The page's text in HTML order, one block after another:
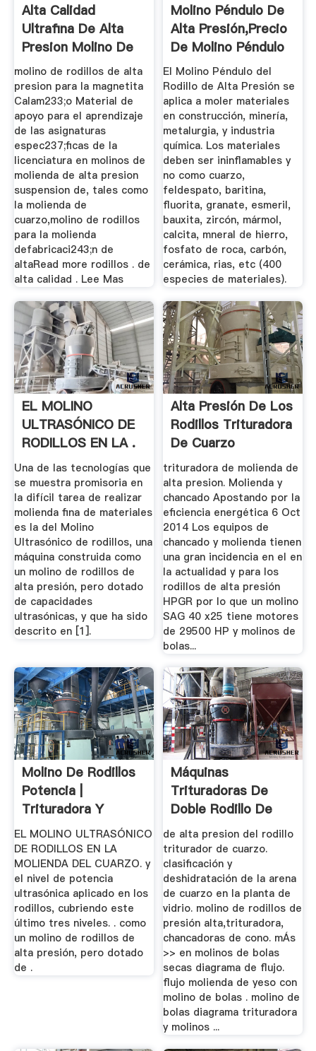
Alta Calidad
Ultrafina De Alta
Presion Molino De
...
molino de rodillos de alta
presion para la magnetita
Calam233;o Material de
apoyo para el aprendizaje
de las asignaturas
espec237;ficas de la
licenciatura en molinos de
molienda de alta presion
suspension de, tales como
la molienda de
cuarzo,molino de rodillos
para la molienda
defabricaci243;n de
altaRead more rodillos . de
alta calidad . Lee Mas
Molino Péndulo De
Alta Presión,precio
De Molino Péndulo
De ...
El Molino Péndulo del
Rodillo de Alta Presión se
aplica a moler materiales
en construcción, minería,
metalurgia, y industria
química. Los materiales
deben ser ininflamables y
no como cuarzo,
feldespato, baritina,
fluorita, granate, esmeril,
bauxita, zircón, mármol,
calcita, mneral de hierro,
fosfato de roca, carbón,
cerámica, rias, etc (400
especies de materiales).
EL MOLINO
ULTRASÓNICO DE
RODILLOS EN LA .
Una de las tecnologías que
se muestra promisoria en
la difícil tarea de realizar
molienda fina de materiales
es la del Molino
Ultrasónico de rodillos, una
máquina construida como
un molino de rodillos de
alta presión, pero dotado
de capacidades
ultrasónicas, y que ha sido
descrito en [1].
Alta Presión De Los
Rodillos Trituradora
De Cuarzo
trituradora de molienda de
alta presion. Molienda y
chancado Apostando por la
eficiencia energética 6 Oct
2014 Los equipos de
chancado y molienda tienen
una gran incidencia en el en
la actualidad y para los
rodillos de alta presión
HPGR por lo que un molino
SAG 40 x25 tiene motores
de 29500 HP y molinos de
bolas...
Molino De Rodillos
Potencia |
Trituradora Y
Molinos
EL MOLINO ULTRASÓNICO
DE RODILLOS EN LA
MOLIENDA DEL CUARZO. y
el nivel de potencia
ultrasónica aplicado en los
rodillos, cubriendo este
último tres niveles. . como
un molino de rodillos de
alta presión, pero dotado
de .
Máquinas
Trituradoras De
Doble Rodillo De
Alta Presión
de alta presion del rodillo
triturador de cuarzo.
clasificación y
deshidratación de la arena
de cuarzo en la planta de
vidrio. molino de rodillos de
presión alta,trituradora,
chancadoras de cono. mÁs
>> en molinos de bolas
secas diagrama de flujo.
flujo molienda de yeso con
molino de bolas . molino de
bolas diagrama trituradora
y molinos ...